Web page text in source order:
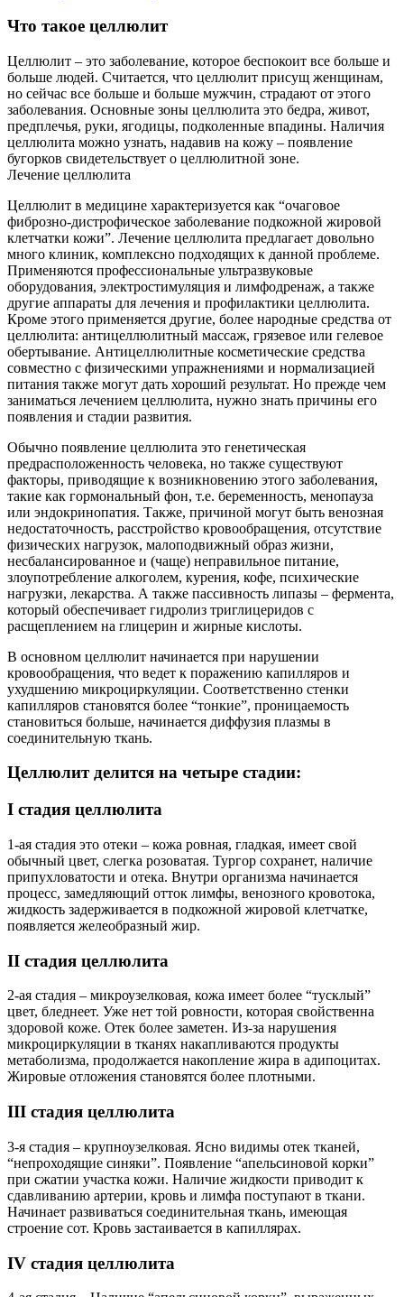
Что такое целлюлит
Целлюлит – это заболевание, которое беспокоит все больше и
больше людей. Считается, что целлюлит присущ женщинам,
но сейчас все больше и больше мужчин, страдают от этого
заболевания. Основные зоны целлюлита это бедра, живот,
предплечья, руки, ягодицы, подколенные впадины. Наличия
целлюлита можно узнать, надавив на кожу – появление
бугорков свидетельствует о целлюлитной зоне.
Лечение целлюлита
Целлюлит в медицине характеризуется как “очаговое
фиброзно-дистрофическое заболевание подкожной жировой
клетчатки кожи”. Лечение целлюлита предлагает довольно
много клиник, комплексно подходящих к данной проблеме.
Применяются профессиональные ультразвуковые
оборудования, электростимуляция и лимфодренаж, а также
другие аппараты для лечения и профилактики целлюлита.
Кроме этого применяется другие, более народные средства от
целлюлита: антицеллюлитный массаж, грязевое или гелевое
обертывание. Антицеллюлитные косметические средства
совместно с физическими упражнениями и нормализацией
питания также могут дать хороший результат. Но прежде чем
заниматься лечением целлюлита, нужно знать причины его
появления и стадии развития.
Обычно появление целлюлита это генетическая
предрасположенность человека, но также существуют
факторы, приводящие к возникновению этого заболевания,
такие как гормональный фон, т.е. беременность, менопауза
или эндокринопатия. Также, причиной могут быть венозная
недостаточность, расстройство кровообращения, отсутствие
физических нагрузок, малоподвижный образ жизни,
несбалансированное и (чаще) неправильное питание,
злоупотребление алкоголем, курения, кофе, психические
нагрузки, лекарства. А также пассивность липазы – фермента,
который обеспечивает гидролиз триглицеридов с
расщеплением на глицерин и жирные кислоты.
В основном целлюлит начинается при нарушении
кровообращения, что ведет к поражению капилляров и
ухудшению микроциркуляции. Соответственно стенки
капилляров становятся более “тонкие”, проницаемость
становиться больше, начинается диффузия плазмы в
соединительную ткань.
Целлюлит делится на четыре стадии:
I стадия целлюлита
1-ая стадия это отеки – кожа ровная, гладкая, имеет свой
обычный цвет, слегка розоватая. Тургор сохранет, наличие
припухловатости и отека. Внутри организма начинается
процесс, замедляющий отток лимфы, венозного кровотока,
жидкость задерживается в подкожной жировой клетчатке,
появляется желеобразный жир.
II стадия целлюлита
2-ая стадия – микроузелковая, кожа имеет более “тусклый”
цвет, бледнеет. Уже нет той ровности, которая свойственна
здоровой коже. Отек более заметен. Из-за нарушения
микроциркуляции в тканях накапливаются продукты
метаболизма, продолжается накопление жира в адипоцитах.
Жировые отложения становятся более плотными.
III стадия целлюлита
3-я стадия – крупноузелковая. Ясно видимы отек тканей,
“непроходящие синяки”. Появление “апельсиновой корки”
при сжатии участка кожи. Наличие жидкости приводит к
сдавливанию артерии, кровь и лимфа поступают в ткани.
Начинает развиваться соединительная ткань, имеющая
строение сот. Кровь застаивается в капиллярах.
IV стадия целлюлита